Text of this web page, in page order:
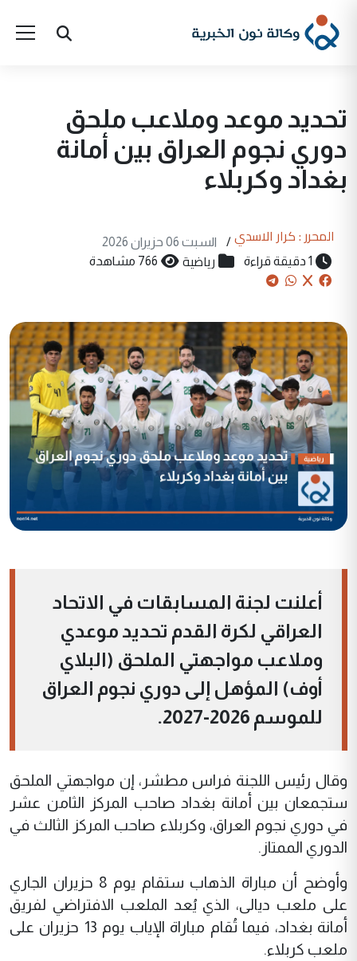
تحديد موعد وملاعب ملحق
دوري نجوم العراق بين أمانة
بغداد وكربلاء
المحرر : كرار الاسدي /
السبت 06 حزيران 2026
1 دقيقة قراءة
رياضية 766 مشاهدة
أعلنت لجنة المسابقات في الاتحاد
العراقي لكرة القدم تحديد موعدي
وملاعب مواجهتي الملحق (البلاي
أوف) المؤهل إلى دوري نجوم العراق
للموسم 2026-2027.
وقال رئيس اللجنة فراس مطشر، إن مواجهتي الملحق
ستجمعان بين أمانة بغداد صاحب المركز الثامن عشر
في دوري نجوم العراق، وكربلاء صاحب المركز الثالث في
الدوري الممتاز.
وأوضح أن مباراة الذهاب ستقام يوم 8 حزيران الجاري
على ملعب ديالى، الذي يُعد الملعب الافتراضي لفريق
أمانة بغداد، فيما تُقام مباراة الإياب يوم 13 حزيران على
ملعب كربلاء.